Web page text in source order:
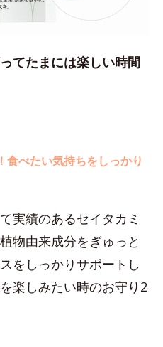
てたまには楽しい時間
食べたい気持ちをしっかり
実績のあるセイタカミ
物由来成分をぎゅっと
をしっかりサポートし
楽しみたい時のお守り2